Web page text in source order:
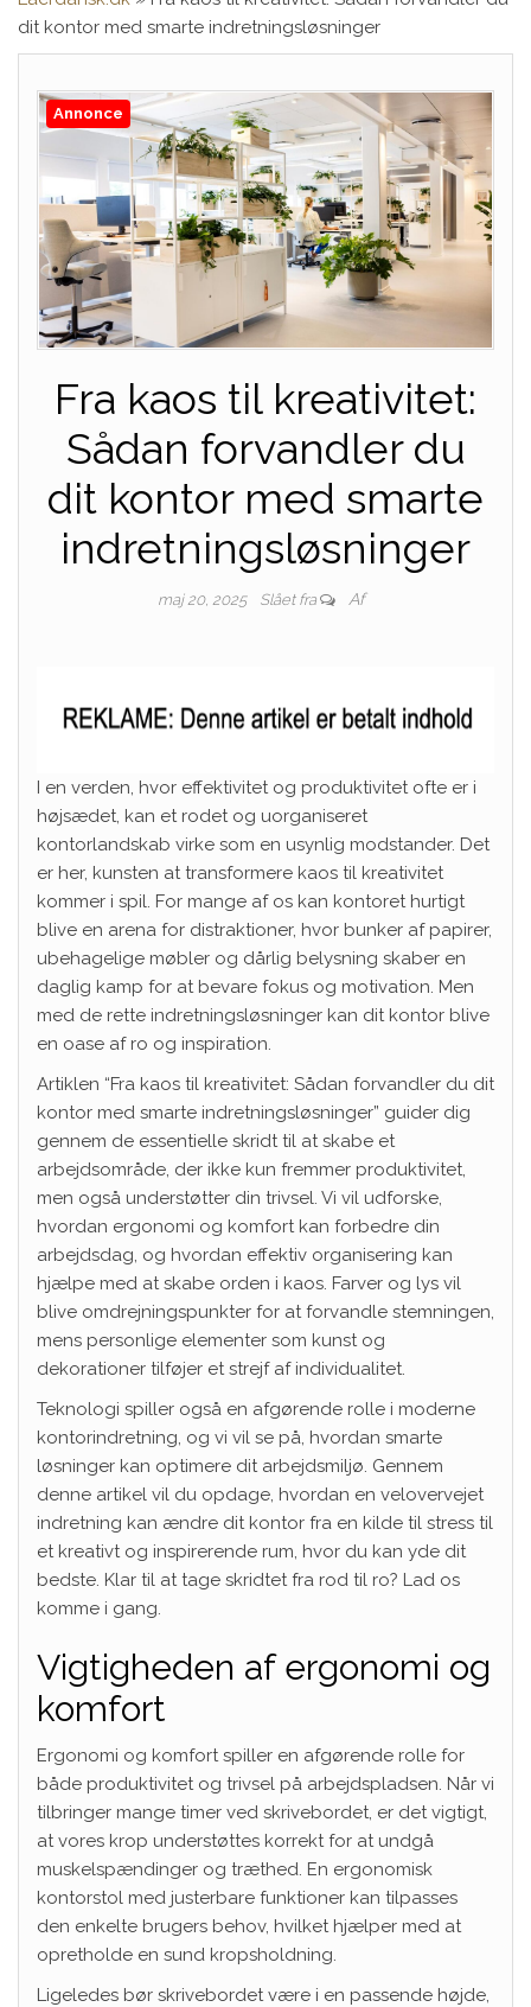
dit kontor med smarte indretningsløsninger
Annonce
Fra kaos til kreativitet:
Sådan forvandler du
dit kontor med smarte
indretningsløsninger
maj 20, 2025 Slået fra Af
I en verden, hvor effektivitet og produktivitet ofte er i
højsædet, kan et rodet og uorganiseret
kontorlandskab virke som en usynlig modstander. Det
er her, kunsten at transformere kaos til kreativitet
kommer i spil. For mange af os kan kontoret hurtigt
blive en arena for distraktioner, hvor bunker af papirer,
ubehagelige møbler og dårlig belysning skaber en
daglig kamp for at bevare fokus og motivation. Men
med de rette indretningsløsninger kan dit kontor blive
en oase af ro og inspiration.
Artiklen “Fra kaos til kreativitet: Sådan forvandler du dit
kontor med smarte indretningsløsninger” guider dig
gennem de essentielle skridt til at skabe et
arbejdsområde, der ikke kun fremmer produktivitet,
men også understøtter din trivsel. Vi vil udforske,
hvordan ergonomi og komfort kan forbedre din
arbejdsdag, og hvordan effektiv organisering kan
hjælpe med at skabe orden i kaos. Farver og lys vil
blive omdrejningspunkter for at forvandle stemningen,
mens personlige elementer som kunst og
dekorationer tilføjer et strejf af individualitet.
Teknologi spiller også en afgørende rolle i moderne
kontorindretning, og vi vil se på, hvordan smarte
løsninger kan optimere dit arbejdsmiljø. Gennem
denne artikel vil du opdage, hvordan en velovervejet
indretning kan ændre dit kontor fra en kilde til stress til
et kreativt og inspirerende rum, hvor du kan yde dit
bedste. Klar til at tage skridtet fra rod til ro? Lad os
komme i gang.
Vigtigheden af ergonomi og
komfort
Ergonomi og komfort spiller en afgørende rolle for
både produktivitet og trivsel på arbejdspladsen. Når vi
tilbringer mange timer ved skrivebordet, er det vigtigt,
at vores krop understøttes korrekt for at undgå
muskelspændinger og træthed. En ergonomisk
kontorstol med justerbare funktioner kan tilpasses
den enkelte brugers behov, hvilket hjælper med at
opretholde en sund kropsholdning.
Ligeledes bør skrivebordet være i en passende højde,